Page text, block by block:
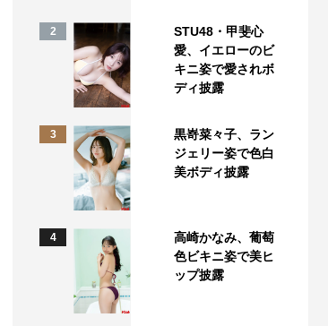
2
STU48・甲斐心
愛、イエローのビ
キニ姿で愛されボ
ディ披露
3
黒嵜菜々子、ラン
ジェリー姿で色白
美ボディ披露
4
高崎かなみ、葡萄
色ビキニ姿で美ヒ
ップ披露